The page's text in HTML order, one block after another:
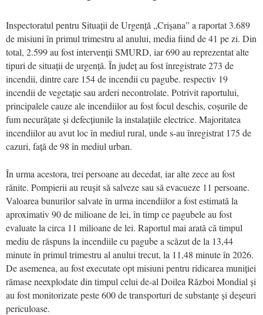
Inspectoratul pentru Situații de Urgență „Crișana” a raportat 3.689
de misiuni în primul trimestru al anului, media fiind de 41 pe zi. Din
total, 2.599 au fost intervenții SMURD, iar 690 au reprezentat alte
tipuri de situații de urgență. În județ au fost înregistrate 273 de
incendii, dintre care 154 de incendii cu pagube. respectiv 19
incendii de vegetație sau arderi necontrolate. Potrivit raportului,
principalele cauze ale incendiilor au fost focul deschis, coșurile de
fum necurățate și defecțiunile la instalațiile electrice. Majoritatea
incendiilor au avut loc în mediul rural, unde s-au înregistrat 175 de
cazuri, față de 98 în mediul urban.
În urma acestora, trei persoane au decedat, iar alte zece au fost
rănite. Pompierii au reușit să salveze sau să evacueze 11 persoane.
Valoarea bunurilor salvate în urma incendiilor a fost estimată la
aproximativ 90 de milioane de lei, în timp ce pagubele au fost
evaluate la circa 11 milioane de lei. Raportul mai arată că timpul
mediu de răspuns la incendiile cu pagube a scăzut de la 13,44
minute în primul trimestru al anului trecut, la 11,48 minute în 2026.
De asemenea, au fost executate opt misiuni pentru ridicarea muniției
rămase neexplodate din timpul celui de-al Doilea Război Mondial și
au fost monitorizate peste 600 de transporturi de substanțe și deșeuri
periculoase.